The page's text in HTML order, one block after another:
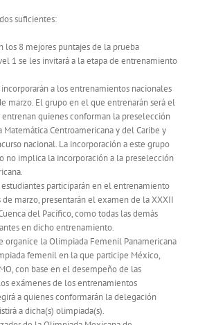
suficientes:
los 8 mejores puntajes de la prueba
1 se les invitará a la etapa de entrenamiento
incorporarán a los entrenamientos nacionales
marzo. El grupo en el que entrenarán será el
quienes conforman la preselección
Matemática Centroamericana y del Caribe y
nacional. La incorporación a este grupo
no implica la incorporación a la preselección
participarán en el entrenamiento
marzo, presentarán el examen de la XXXII
del Pacífico, como todas las demás
en dicho entrenamiento.
organice la Olimpiada Femenil Panamericana
femenil en la que participe México,
con base en el desempeño de las
exámenes de los entrenamientos
a quienes conformarán la delegación
a dicha(s) olimpiada(s).